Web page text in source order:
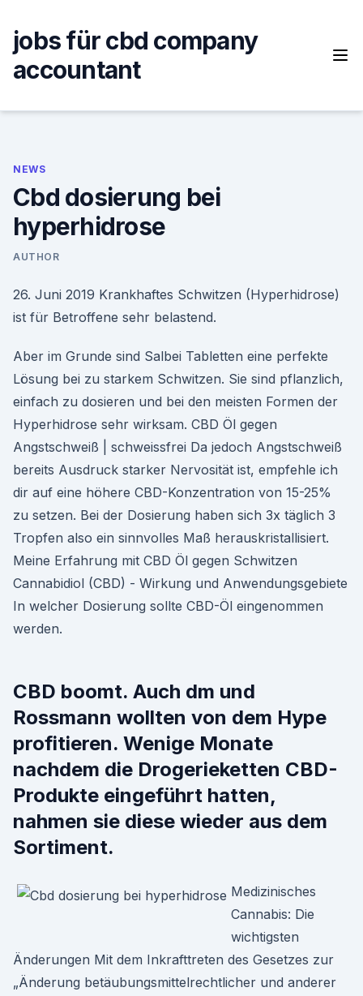
content
jobs für cbd company
accountant
NEWS
Cbd dosierung bei
hyperhidrose
AUTHOR
26. Juni 2019 Krankhaftes Schwitzen (Hyperhidrose)
ist für Betroffene sehr belastend.
Aber im Grunde sind Salbei Tabletten eine perfekte
Lösung bei zu starkem Schwitzen. Sie sind pflanzlich,
einfach zu dosieren und bei den meisten Formen der
Hyperhidrose sehr wirksam. CBD Öl gegen
Angstschweiß | schweissfrei Da jedoch Angstschweiß
bereits Ausdruck starker Nervosität ist, empfehle ich
dir auf eine höhere CBD-Konzentration von 15-25%
zu setzen. Bei der Dosierung haben sich 3x täglich 3
Tropfen also ein sinnvolles Maß herauskristallisiert.
Meine Erfahrung mit CBD Öl gegen Schwitzen
Cannabidiol (CBD) - Wirkung und Anwendungsgebiete
In welcher Dosierung sollte CBD-Öl eingenommen
werden.
CBD boomt. Auch dm und
Rossmann wollten von dem Hype
profitieren. Wenige Monate
nachdem die Drogerieketten CBD-
Produkte eingeführt hatten,
nahmen sie diese wieder aus dem
Sortiment.
Medizinisches
Cannabis: Die
wichtigsten
Änderungen Mit dem Inkrafttreten des Gesetzes zur
„Änderung betäubungsmittelrechtlicher und anderer